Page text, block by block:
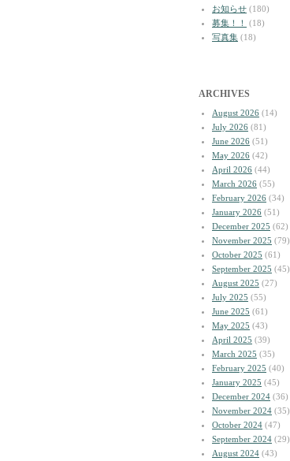
お知らせ (180)
募集！！
(18)
写真集 (18)
ARCHIVES
August 2026 (14)
July 2026 (81)
June 2026 (51)
May 2026 (42)
April 2026 (44)
March 2026 (55)
February 2026 (34)
January 2026 (51)
December 2025 (62)
November 2025 (79)
October 2025 (61)
September 2025 (45)
August 2025 (27)
July 2025 (55)
June 2025 (61)
May 2025 (43)
April 2025 (39)
March 2025 (35)
February 2025 (40)
January 2025 (45)
December 2024 (36)
November 2024 (35)
October 2024 (47)
September 2024 (29)
August 2024 (43)